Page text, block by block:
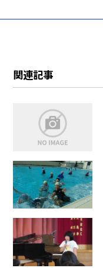
関連記事